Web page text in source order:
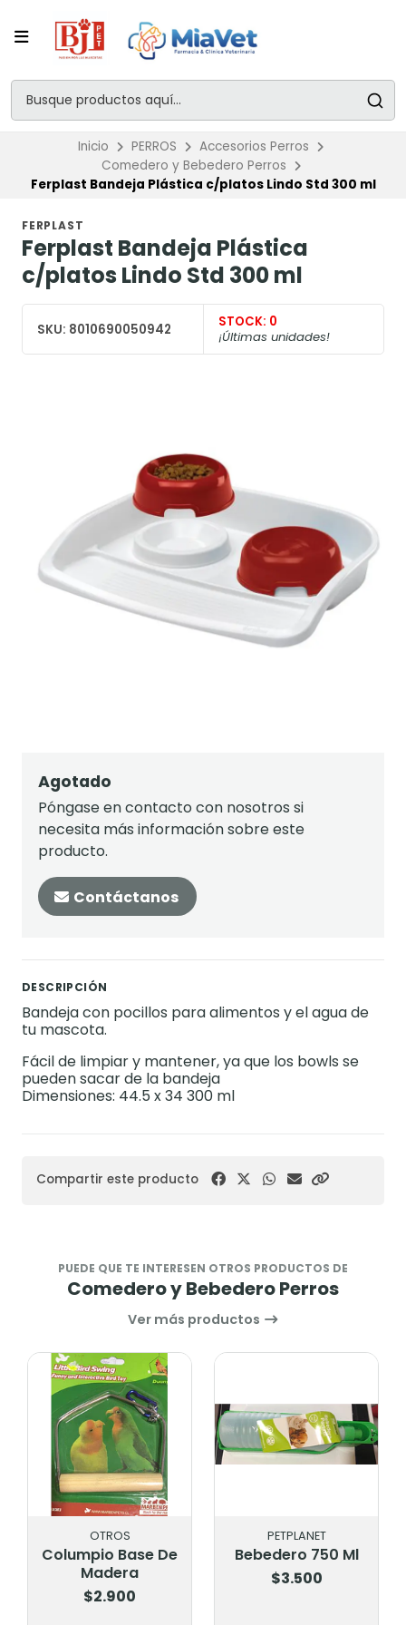
Inicio PERROS
Accesorios Perros
Comedero y Bebedero Perros
Ferplast Bandeja Plástica c/platos Lindo Std 300 ml
FERPLAST
Ferplast Bandeja Plástica
c/platos Lindo Std 300 ml
SKU: 8010690050942 STOCK: 0
¡Últimas unidades!
Agotado
Póngase en contacto con nosotros si
necesita más información sobre este
producto.
Contáctanos
DESCRIPCIÓN
Bandeja con pocillos para alimentos y el agua de
tu mascota.
Fácil de limpiar y mantener, ya que los bowls se
pueden sacar de la bandeja
Dimensiones: 44.5 x 34 300 ml
Compartir este producto
PUEDE QUE TE INTERESEN OTROS PRODUCTOS DE
Comedero y Bebedero Perros
Ver más productos
OTROS
Columpio Base De
Madera
$2.900
PETPLANET
Bebedero 750 Ml
$3.500